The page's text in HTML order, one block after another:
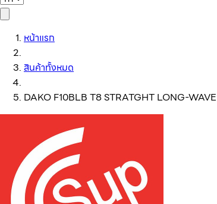
หน้าแรก
สินค้าทั้งหมด
DAKO F10BLB T8 STRATGHT LONG-